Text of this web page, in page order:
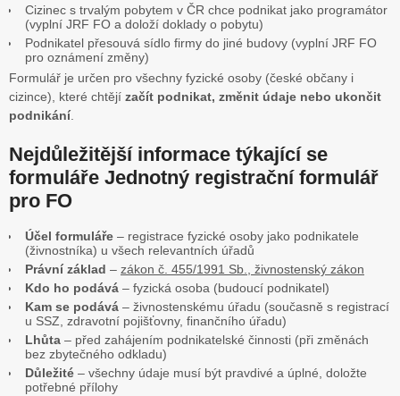
Cizinec s trvalým pobytem v ČR chce podnikat jako programátor
(vyplní JRF FO a doloží doklady o pobytu)
Podnikatel přesouvá sídlo firmy do jiné budovy (vyplní JRF FO
pro oznámení změny)
Formulář je určen pro všechny fyzické osoby (české občany i
cizince), které chtějí začít podnikat, změnit údaje nebo ukončit
podnikání.
Nejdůležitější informace týkající se
formuláře Jednotný registrační formulář
pro FO
Účel formuláře – registrace fyzické osoby jako podnikatele
(živnostníka) u všech relevantních úřadů
Právní základ – zákon č. 455/1991 Sb., živnostenský zákon
Kdo ho podává – fyzická osoba (budoucí podnikatel)
Kam se podává – živnostenskému úřadu (současně s registrací
u SSZ, zdravotní pojišťovny, finančního úřadu)
Lhůta – před zahájením podnikatelské činnosti (při změnách
bez zbytečného odkladu)
Důležité – všechny údaje musí být pravdivé a úplné, doložte
potřebné přílohy